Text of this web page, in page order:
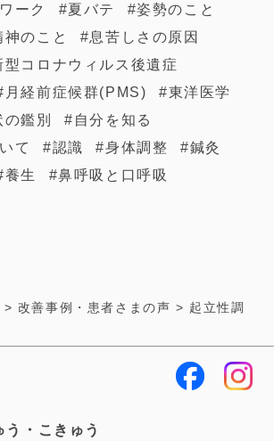
ーク
夏バテ
姿勢のこと
神のこと
息苦しさの原因
型コロナウィルス後遺症
月経前症候群(PMS)
東洋医学
の鑑別
自分を知る
て
認識 身体調整
鍼灸
養生 鼻呼吸と口呼吸
> 改善事例・患者さまの声 > 起立性調
う・こきゅう